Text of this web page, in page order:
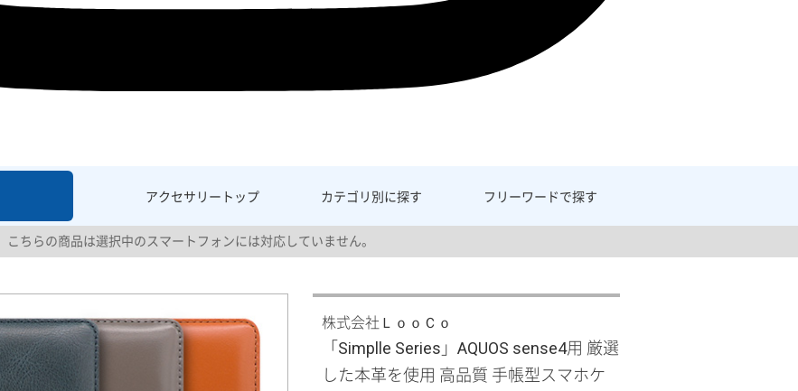
アクセサリー トップ カテゴリ別に探す フリーワードで探す
こちらの商品は選択中のスマートフォンには対応していません。
株式会社ＬｏｏＣｏ
「Simplle Series」AQUOS sense4用 厳選
した本革を使用 高品質 手帳型スマホケ